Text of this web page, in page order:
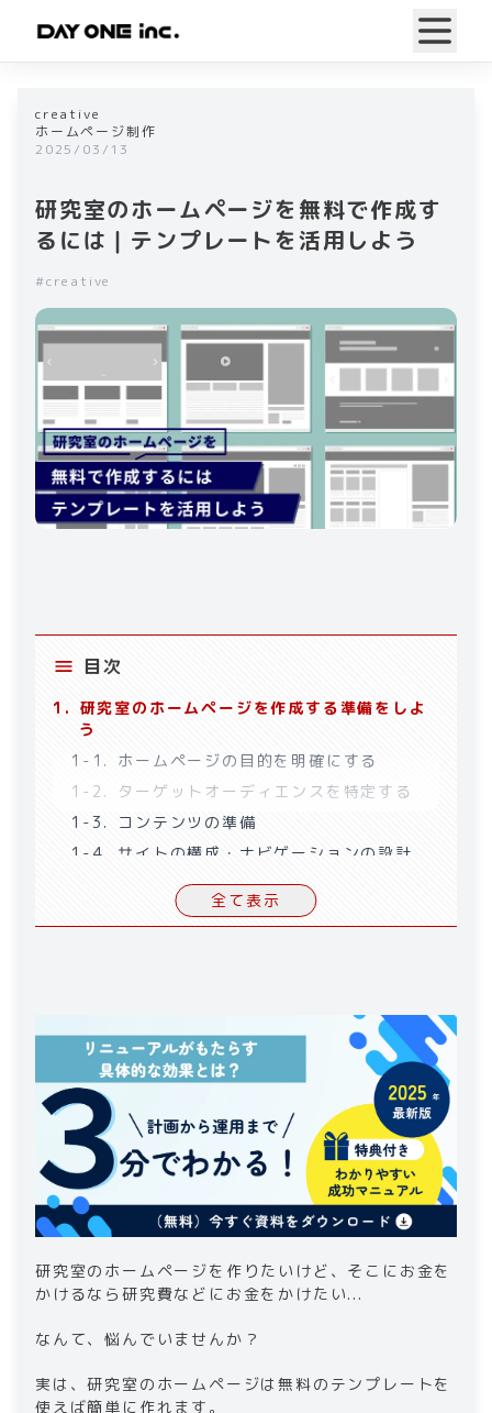
creative
ホームページ制作
2025/03/13
研究室のホームページを無料で作成す
るには｜テンプレートを活用しよう
#creative
目次
1 . 研究室のホームページを作成する準備をしよ
う
1-1 .
ホームページの目的を明確にする
1-2 .
ターゲットオーディエンスを特定する
1-3.
コンテンツの準備
1-4
サイトの構成・ナビゲーションの設計
デザインの決定
プラットフォーム・ツールの選択
株式会社シストランスが提供するテンプ
レート
2-2. 株式会社アカデメイアが提供するテンプ
レート
2-3.
TempNate
2-4
Wixの教育カテゴリテンプレート
2-5
3.
まとめ｜ホームページを作成して研究室の存
全て表示
研究室のホームページを作りたいけど、そこにお金を
かけるなら研究費などにお金をかけたい...
なんて、悩んでいませんか？
実は、研究室のホームページは無料のテンプレートを
使えば簡単に作れます。